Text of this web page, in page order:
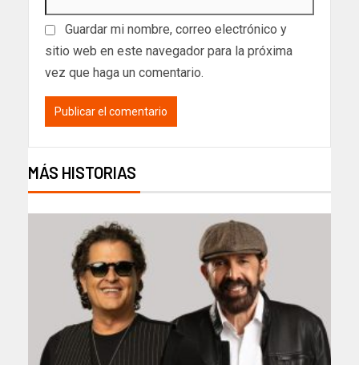
Guardar mi nombre, correo electrónico y
sitio web en este navegador para la próxima
vez que haga un comentario.
MÁS HISTORIAS